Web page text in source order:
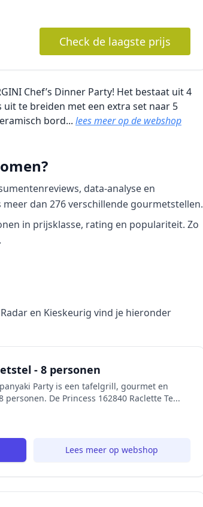
Check de laagste prijs
Chef’s Dinner Party! Het bestaat uit 4
te breiden met een extra set naar 5
bord... lees meer op de webshop
data‑analyse en
dan 276 verschillende gourmetstellen.
in prijsklasse, rating en populariteit. Zo
en Kieskeurig vind je hieronder
- 8 personen
Party is een tafelgrill, gourmet en
De Princess 162840 Raclette Te...
Lees meer op webshop